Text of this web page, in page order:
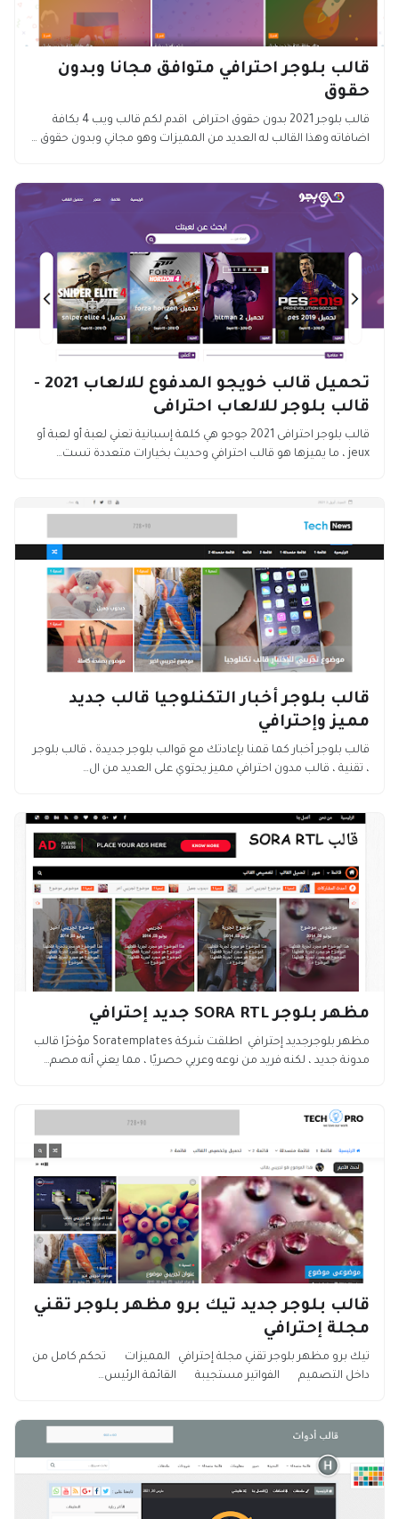
قالب بلوجر احترافي متوافق مجانا وبدون
حقوق
قالب بلوجر 2021 بدون حقوق احترافى اقدم لكم قالب ويب 4 بكافة
اضافاته وهذا القالب له العديد من المميزات وهو مجاني وبدون حقوق …
تحميل قالب خويجو المدفوع للالعاب 2021 -
قالب بلوجر للالعاب احترافى
قالب بلوجر احترافى 2021 جوجو هي كلمة إسبانية تعني لعبة أو لعبة أو
jeux ، ما يميزها هو قالب احترافي وحديث بخيارات متعددة تست…
قالب بلوجر أخبار التكنلوجيا قالب جديد
مميز وإحترافي
قالب بلوجر أخبار كما قمنا بإعادتك مع قوالب بلوجر جديدة ، قالب بلوجر
، تقنية ، قالب مدون احترافي مميز يحتوي على العديد من ال…
مظهر بلوجر SORA RTL جديد إحترافي
مظهر بلوجرجديد إحترافي اطلقت شركة Soratemplates مؤخرًا قالب
مدونة جديد ، لكنه فريد من نوعه وعربي حصريًا ، مما يعني أنه مصم…
قالب بلوجر جديد تيك برو مظهر بلوجر تقني
مجلة إحترافي
تيك برو مظهر بلوجر تقني مجلة إحترافي المميزات تحكم كامل من
داخل التصميم الفواتير مستجيبة القائمة الرئيس…